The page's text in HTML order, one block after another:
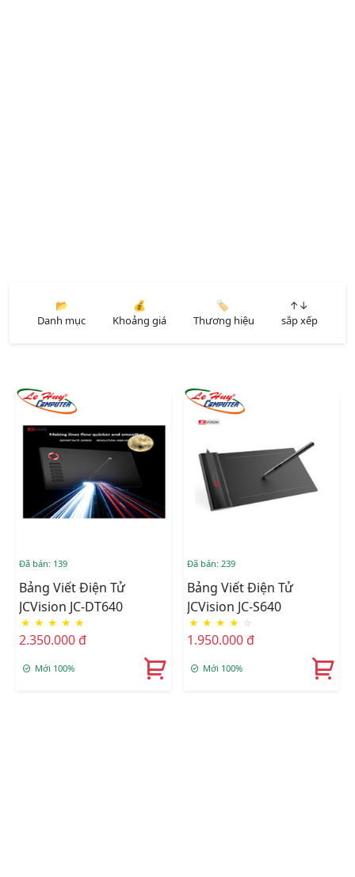
📂
Danh mục
💰
Khoảng giá
🏷️
Thương hiệu
↑↓
sắp xếp
Đã bán: 139
Bảng Viết Điện Tử
JCVision JC-DT640
★ ★ ★ ★ ★
2.350.000 đ
Mới 100%
Đã bán: 239
Bảng Viết Điện Tử
JCVision JC-S640
★ ★ ★ ★ ☆
1.950.000 đ
Mới 100%